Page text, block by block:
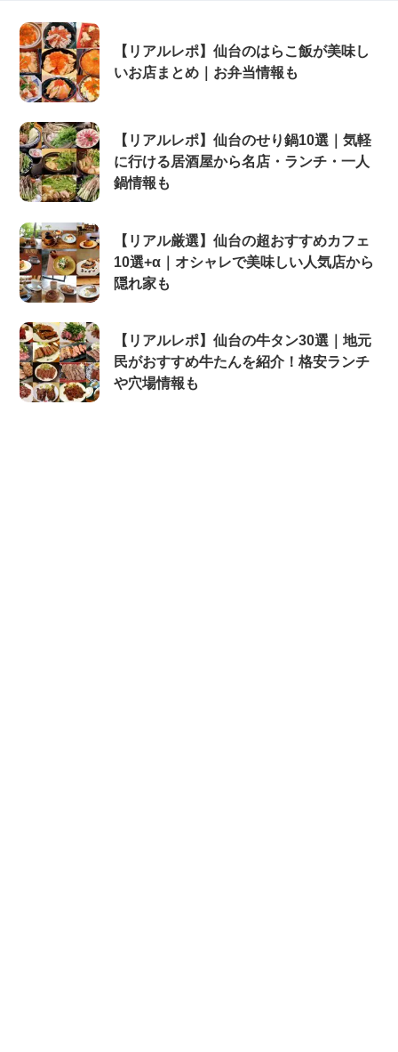
【リアルレポ】仙台のはらこ飯が美味し
いお店まとめ｜お弁当情報も
【リアルレポ】仙台のせり鍋10選｜気軽
に行ける居酒屋から名店・ランチ・一人
鍋情報も
【リアル厳選】仙台の超おすすめカフェ
10選+α｜オシャレで美味しい人気店から
隠れ家も
【リアルレポ】仙台の牛タン30選｜地元
民がおすすめ牛たんを紹介！格安ランチ
や穴場情報も